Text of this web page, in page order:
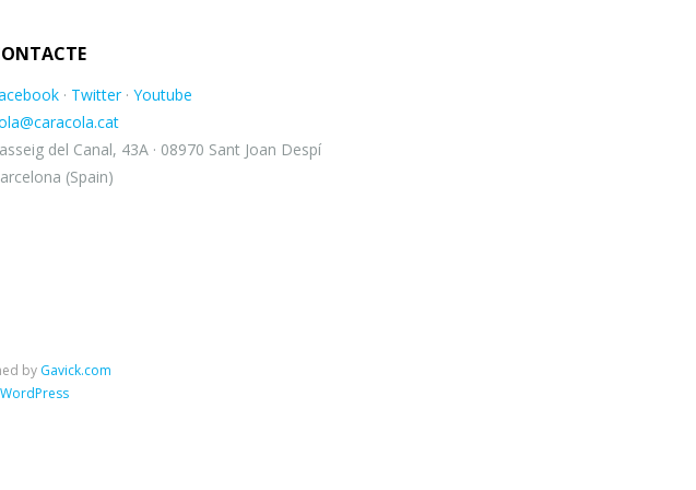
· Twitter· Youtube
del Canal, 43A · 08970 Sant Joan Despí
(Spain)
by Gavick.com
WordPress